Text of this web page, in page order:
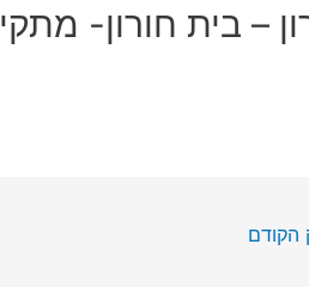
– בית חורון-
הקודם